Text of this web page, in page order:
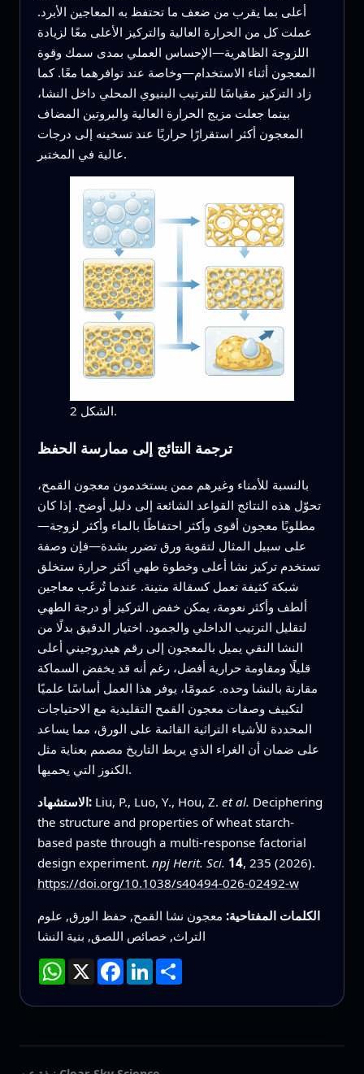
أعلى بما يقرب من ضعف ما تحتفظ به المعاجين الأبرد.
عملت كل من الحرارة العالية والتركيز الأعلى معًا لزيادة
اللزوجة الظاهرية—الإحساس العملي بمدى سمك وقوة
المعجون أثناء الاستخدام—وخاصة عند توافرهما معًا. كما
زاد التركيز مقياسًا للترتيب البنيوي المحلي داخل النشا،
بينما جعلت مزيج الحرارة العالية والبروتين المضاف
المعجون أكثر استقرارًا حراريًا عند تسخينه إلى درجات
عالية في المختبر.
الشكل 2.
ترجمة النتائج إلى ممارسة الحفظ
بالنسبة للأمناء وغيرهم ممن يستخدمون معجون القمح،
تحوّل هذه النتائج القواعد الشائعة إلى دليل أوضح. إذا كان
مطلوبًا معجون أقوى وأكثر احتفاظًا بالماء وأكثر لزوجة—
على سبيل المثال لتقوية ورق تضرر بشدة—فإن وصفة
تستخدم تركيز نشا أعلى وخطوة طهي أكثر حرارة ستخلق
شبكة كثيفة تعمل كسقالة متينة. عندما تُرغَب معاجين
ألطف وأكثر نعومة، يمكن خفض التركيز أو درجة الطهي
لتقليل الترتيب الداخلي والجمود. اختيار الدقيق بدلًا من
النشا النقي يميل بالمعجون إلى رقم هيدروجيني أعلى
قليلًا ومقاومة حرارية أفضل، رغم أنه قد يخفض السماكة
مقارنة بالنشا وحده. عمومًا، يوفر هذا العمل أساسًا علميًا
لتكييف وصفات معجون القمح التقليدية مع الاحتياجات
المحددة للأشياء التراثية القائمة على الورق، مما يساعد
على ضمان أن الغراء الذي يربط التاريخ مصمم بعناية مثل
الكنوز التي يحميها.
الاستشهاد: Liu, P., Luo, Y., Hou, Z. et al. Deciphering
the structure and properties of wheat starch-
based paste through a multi-response factorial
design experiment. npj Herit. Sci. 14, 235 (2026).
https://doi.org/10.1038/s40494-026-02492-w
الكلمات المفتاحية: معجون نشا القمح, حفظ الورق, علوم
التراث, خصائص اللصق, بنية النشا
WhatsApp
X Facebook
LinkedIn
انشر